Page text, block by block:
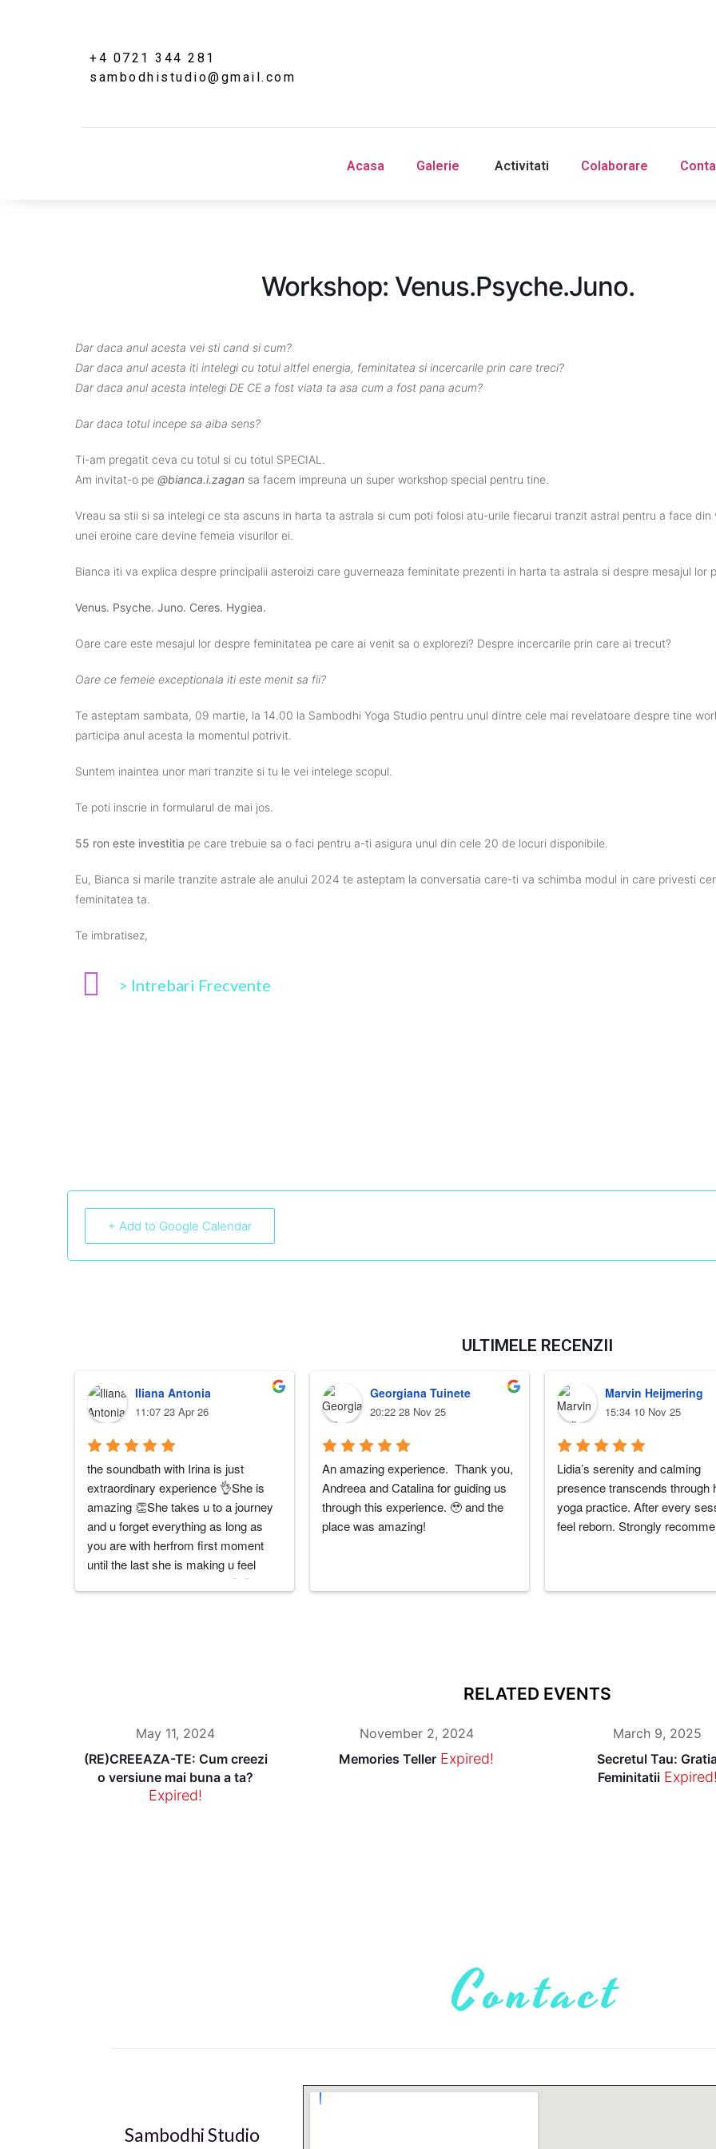
+4 0721 344 281
sambodhistudio@gmail.com
‎Acasa Galerie ‎ ‎Activitati‎ Colaborare
‎Acasa Galerie ‎ ‎Activitati‎ Colaborare
Workshop: Venus.Psyche.Juno.
Dar daca anul acesta vei sti cand si cum?
Dar daca anul acesta iti intelegi cu totul altfel energia, feminitatea si incercarile prin care treci?
Dar daca anul acesta intelegi DE CE a fost viata ta asa cum a fost pana acum?
Dar daca totul incepe sa aiba sens?
Ti-am pregatit ceva cu totul si cu totul SPECIAL.
Am invitat-o pe @bianca.i.zagan sa facem impreuna un super workshop special pentru tine.
Vreau sa stii si sa intelegi ce sta ascuns in harta ta astrala si cum poti folosi atu-urile fiecarui tranzit astral pentru a face
unei eroine care devine femeia visurilor ei.
Bianca iti va explica despre principalii asteroizi care guverneaza feminitate prezenti in harta ta astrala si despre mesajul lor
Venus. Psyche. Juno. Ceres. Hygiea.
Oare care este mesajul lor despre feminitatea pe care ai venit sa o explorezi? Despre incercarile prin care ai trecut?
Oare ce femeie exceptionala iti este menit sa fii?
Te asteptam sambata, 09 martie, la 14.00 la Sambodhi Yoga Studio pentru unul dintre cele mai revelatoare despre tine
participa anul acesta la momentul potrivit.
Suntem inaintea unor mari tranzite si tu le vei intelege scopul.
Te poti inscrie in formularul de mai jos.
55 ron este investitia pe care trebuie sa o faci pentru a-ti asigura unul din cele 20 de locuri disponibile.
Eu, Bianca si marile tranzite astrale ale anului 2024 te asteptam la conversatia care-ti va schimba modul in care privesti
feminitatea ta.
Te imbratisez,
> Intrebari Frecvente
+ Add to Google Calendar
ULTIMELE RECENZII
Iliana Antonia
11:07 23 Apr 26
the soundbath with Irina is just
extraordinary experience 👌She is
amazing 👏She takes u to a journey
and u forget everything as long as
you are with herfrom first moment
until the last she is making u feel
unique and well taken care 🤗🤗U
RECCOMEND her and the
soundbath with her 🥰
Georgiana Tuinete
20:22 28 Nov 25
An amazing experience.  Thank you,
Andreea and Catalina for guiding us
through this experience. 🥹 and the
place was amazing!
Marvin Heijmering
15:34 10 Nov 25
Lidia’s serenity and calming
presence transcends through
yoga practice. After every
feel reborn. Strongly
RELATED EVENTS
May 11, 2024
(RE)CREEAZA-TE: Cum creezi
o versiune mai buna a ta?
Expired!
November 2, 2024
Memories Teller Expired!
March 9, 2025
Secretul Tau:
Feminitatii Expired!
Contact
Sambodhi Studio